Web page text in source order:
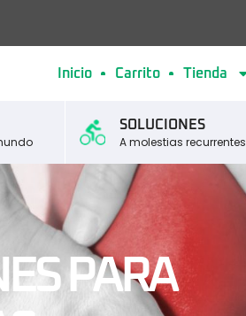
Inicio Carrito Tienda
SOLUCIONES
A molestias recurrentes
PARA